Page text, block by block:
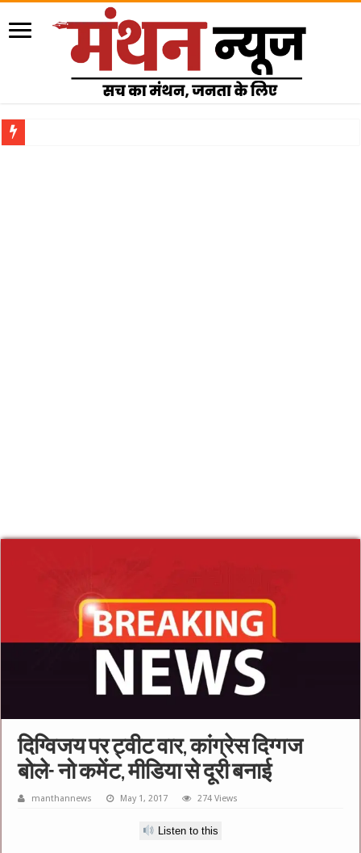
दिग्विजय पर ट्वीट वार, कांग्रेस दिग्गज
बोले- नो कमेंट, मीडिया से दूरी बनाई
manthannews May 1, 2017 274 Views
Listen to this